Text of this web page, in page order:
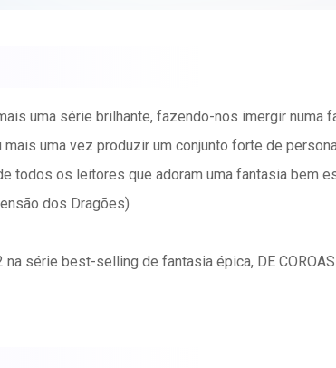
uma série brilhante, fazendo-nos imergir numa
uma vez produzir um conjunto forte de
todos os leitores que adoram uma fantasia bem
dos Dragões)
na série best-selling de fantasia épica, DE